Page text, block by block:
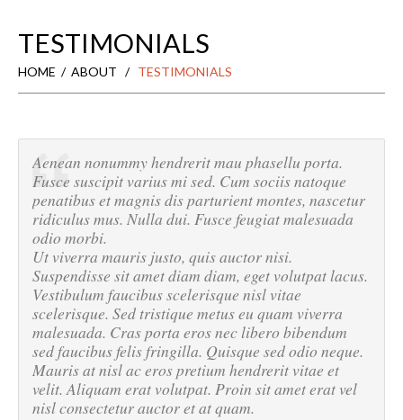
TESTIMONIALS
HOME ABOUT TESTIMONIALS
Aenean nonummy hendrerit mau phasellu porta.
Fusce suscipit varius mi sed. Cum sociis natoque
penatibus et magnis dis parturient montes, nascetur
ridiculus mus. Nulla dui. Fusce feugiat malesuada
odio morbi.
Ut viverra mauris justo, quis auctor nisi.
Suspendisse sit amet diam diam, eget volutpat lacus.
Vestibulum faucibus scelerisque nisl vitae
scelerisque. Sed tristique metus eu quam viverra
malesuada. Cras porta eros nec libero bibendum
sed faucibus felis fringilla. Quisque sed odio neque.
Mauris at nisl ac eros pretium hendrerit vitae et
velit. Aliquam erat volutpat. Proin sit amet erat vel
nisl consectetur auctor et at quam.